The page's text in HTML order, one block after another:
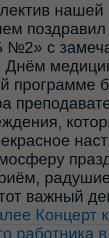
с
Днём
программе
важный
Концерт